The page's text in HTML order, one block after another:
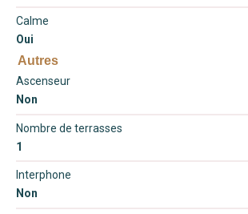
Calme
Oui
Autres
Ascenseur
Non
Nombre de terrasses
1
Interphone
Non